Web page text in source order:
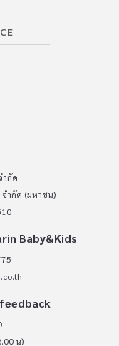
ำกัด
จำกัด (มหาชน)
Baby&Kids
น)